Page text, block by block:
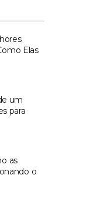
Elas
um
para
as
o